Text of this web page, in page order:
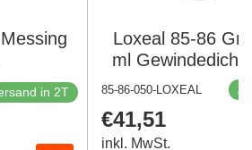
1254-2
in 2T
Loxeal 85-86
ml
85-86-050-LOXEAL
Regulärer
Preis
€41,51
inkl. MwSt.